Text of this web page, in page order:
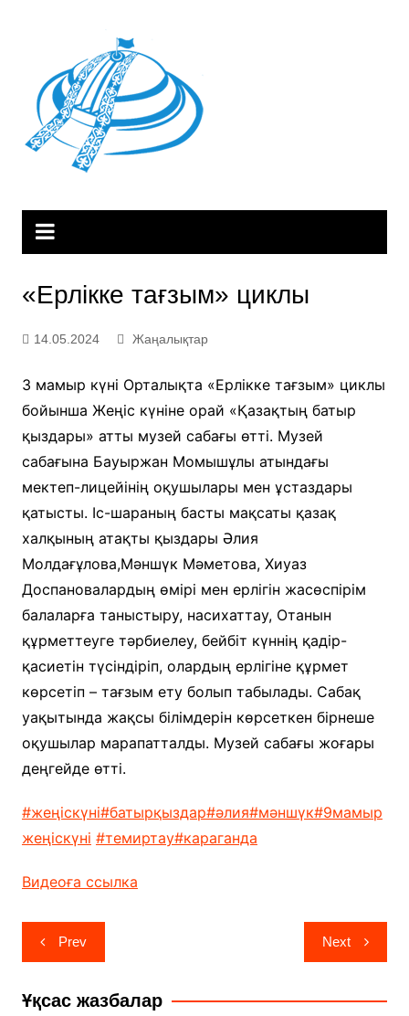
«Ерлікке тағзым» циклы
14.05.2024 Жаңалықтар
3 мамыр күні Орталықта «Ерлікке тағзым» циклы
бойынша Жеңіс күніне орай «Қазақтың батыр
қыздары» атты музей сабағы өтті. Музей
сабағына Бауыржан Момышұлы атындағы
мектеп-лицейінің оқушылары мен ұстаздары
қатысты. Іс-шараның басты мақсаты қазақ
халқының атақты қыздары Әлия
Молдағұлова,Мәншүк Мәметова, Хиуаз
Доспановалардың өмірі мен ерлігін жасөспірім
балаларға таныстыру, насихаттау, Отанын
құрметтеуге тәрбиелеу, бейбіт күннің қадір-
қасиетін түсіндіріп, олардың ерлігіне құрмет
көрсетіп – тағзым ету болып табылады. Сабақ
уақытында жақсы білімдерін көрсеткен бірнеше
оқушылар марапатталды. Музей сабағы жоғары
деңгейде өтті.
#жеңіскүні#батырқыздар#әлия#мәншүк#9мамыр
жеңіскүні #темиртау#караганда
Видеоға ссылка
Навигация
по
записям
Prev Next
Ұқсас жазбалар